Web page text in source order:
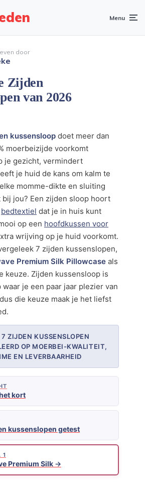
Menu
door
Zijden
van 2026
kussensloop doet meer dan
moerbeizijde voorkomt
je gezicht, vermindert
je huid de kans om kalm te
momme-dikte en sluiting
bij jou? Een zijden sloop hoort
bedtextiel dat je in huis kunt
op een hoofdkussen voor
wrijving op je huid voorkomt.
7 zijden kussenslopen,
Premium Silk Pillowcase als
keuze. Zijden kussensloop is
je een paar jaar plezier van
die keuze maak je het liefst
ZIJDEN KUSSENSLOPEN
OP MOERBEI-KWALITEIT,
EN LEVERBAARHEID
kort
kussenslopen getest
1
Premium Silk